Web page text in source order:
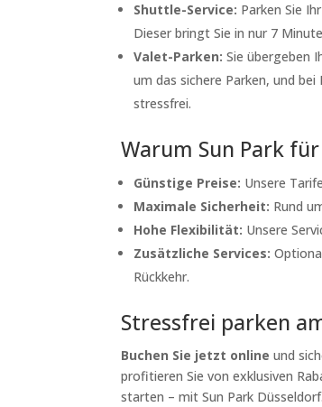
Shuttle-Service: Parken Sie
Dieser bringt Sie in nur 7
Valet-Parken: Sie übergeben
um das sichere Parken, und
stressfrei.
Warum Sun Park
Günstige Preise: Unsere
Maximale Sicherheit: Rund
Hohe Flexibilität: Unsere
Zusätzliche Services:
Rückkehr.
Stressfrei parken
Buchen Sie jetzt online und
profitieren Sie von exklusiven
starten – mit Sun Park Düsseldorf.